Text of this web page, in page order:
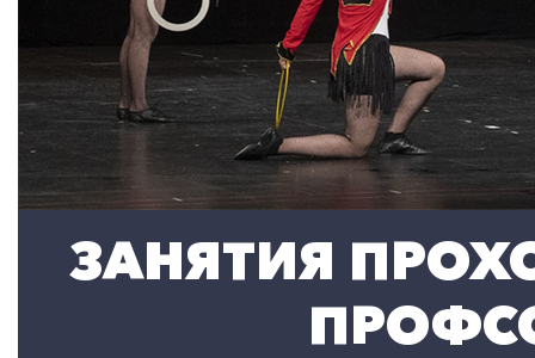
ЗАНЯТИЯ